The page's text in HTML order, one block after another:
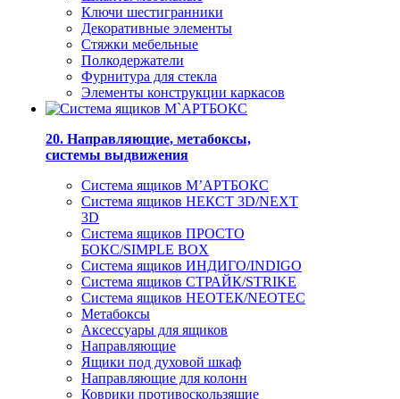
Ключи шестигранники
Декоративные элементы
Стяжки мебельные
Полкодержатели
Фурнитура для стекла
Элементы конструкции каркасов
20. Направляющие, метабоксы,
системы выдвижения
Система ящиков М’АРТБОКС
Система ящиков НЕКСТ 3D/NEXT
3D
Система ящиков ПРОСТО
БОКС/SIMPLE BOX
Система ящиков ИНДИГО/INDIGO
Система ящиков СТРАЙК/STRIKE
Система ящиков НЕОТЕК/NEOTEC
Метабоксы
Аксессуары для ящиков
Направляющие
Ящики под духовой шкаф
Направляющие для колонн
Коврики противоскользящие